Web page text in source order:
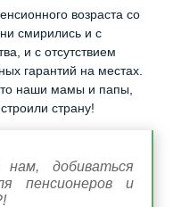
возраста со
смирились и с
и с отсутствием
гарантий на местах.
наши мамы и папы,
страну!
добиваться
пенсионеров и